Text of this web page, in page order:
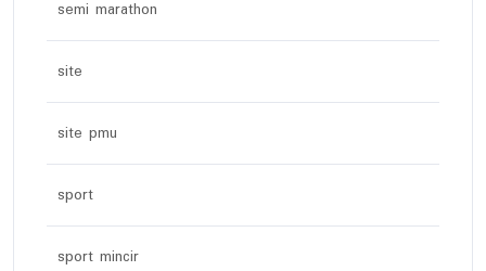
semi marathon
site
site pmu
sport
sport mincir